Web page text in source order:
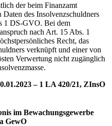
der beim Finanzamt
Daten des Insolvenzschuldners
1 DS-GVO. Bei dem
nach Art. 15 Abs. 1
Recht, das
verknüpft und einer von
Verwertung nicht zugänglich
– 1 LA 420/21, ZInsO
im Bewachungsgewerbe
GewO